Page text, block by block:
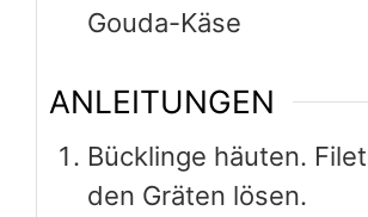
Scheiben schneiden.
die Bücklings Filets.
Dill waschen und
trockentupfen. Ein paar